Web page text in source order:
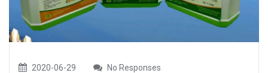
2020-06-29 No Responses